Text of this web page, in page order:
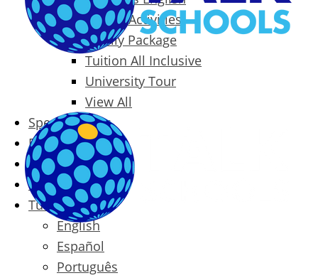
Packages & Activities
Family Package
Tuition All Inclusive
University Tour
View All
Special Offers
Prices
Blog
Contact
Türkçe
English
Español
Português